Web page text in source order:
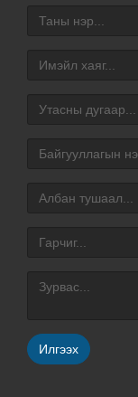
Илгээх